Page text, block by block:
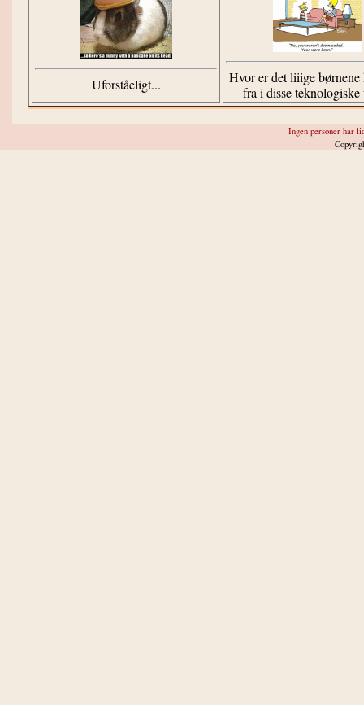
Uforståeligt...
Hvor er det liiige børnene
fra i disse teknologiske
Ingen personer har